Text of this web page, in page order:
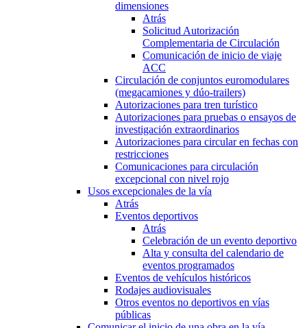
dimensiones
Atrás
Solicitud Autorización
Complementaria de Circulación
Comunicación de inicio de viaje
ACC
Circulación de conjuntos euromodulares
(megacamiones y dúo-trailers)
Autorizaciones para tren turístico
Autorizaciones para pruebas o ensayos de
investigación extraordinarios
Autorizaciones para circular en fechas con
restricciones
Comunicaciones para circulación
excepcional con nivel rojo
Usos excepcionales de la vía
Atrás
Eventos deportivos
Atrás
Celebración de un evento deportivo
Alta y consulta del calendario de
eventos programados
Eventos de vehículos históricos
Rodajes audiovisuales
Otros eventos no deportivos en vías
públicas